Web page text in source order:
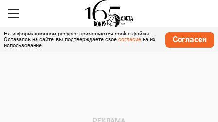
На информационном ресурсе применяются cookie-файлы.
Оставаясь на сайте, вы подтверждаете свое согласие на их
использование.
Согласен